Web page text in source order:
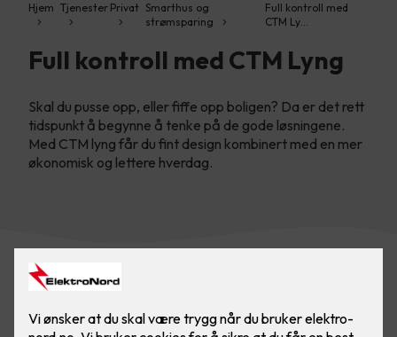
Hjem Tjenester Privat Smarthus og
strømsparing
Full kontroll med
CTM Ly…
Full kontroll med CTM Lyng
Skal du pusse opp, eller fiffe opp boligen? Da er det rett
tidspunkt å begynne å tenke på de gode løsningene.
Med CTM lyng får du fint design kombinert med en mer
økonomisk og lettere hverdag.